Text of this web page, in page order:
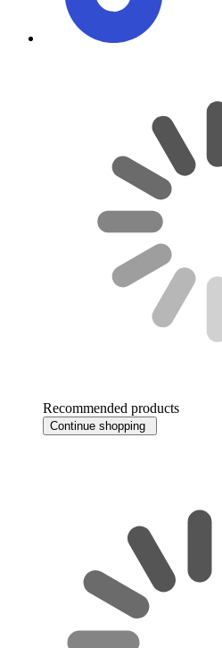
Recommended products
Continue shopping